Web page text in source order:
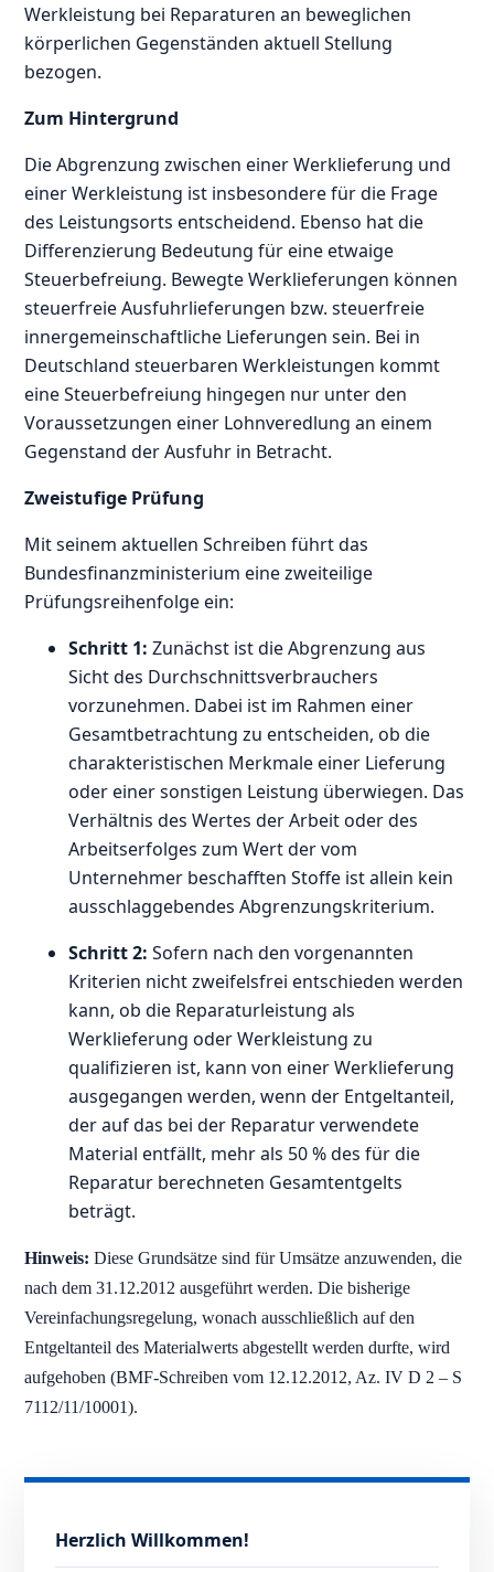
Werkleistung bei Reparaturen an beweglichen
körperlichen Gegenständen aktuell Stellung
bezogen.
Zum Hintergrund
Die Abgrenzung zwischen einer Werklieferung und
einer Werkleistung ist insbesondere für die Frage
des Leistungsorts entscheidend. Ebenso hat die
Differenzierung Bedeutung für eine etwaige
Steuerbefreiung. Bewegte Werklieferungen können
steuerfreie Ausfuhrlieferungen bzw. steuerfreie
innergemeinschaftliche Lieferungen sein. Bei in
Deutschland steuerbaren Werkleistungen kommt
eine Steuerbefreiung hingegen nur unter den
Voraussetzungen einer Lohnveredlung an einem
Gegenstand der Ausfuhr in Betracht.
Zweistufige Prüfung
Mit seinem aktuellen Schreiben führt das
Bundesfinanzministerium eine zweiteilige
Prüfungsreihenfolge ein:
Schritt 1:Zunächst ist die Abgrenzung aus
Sicht des Durchschnittsverbrauchers
vorzunehmen. Dabei ist im Rahmen einer
Gesamtbetrachtung zu entscheiden, ob die
charakteristischen Merkmale einer Lieferung
oder einer sonstigen Leistung überwiegen. Das
Verhältnis des Wertes der Arbeit oder des
Arbeitserfolges zum Wert der vom
Unternehmer beschafften Stoffe ist allein kein
ausschlaggebendes Abgrenzungskriterium.
Schritt 2:Sofern nach den vorgenannten
Kriterien nicht zweifelsfrei entschieden werden
kann, ob die Reparaturleistung als
Werklieferung oder Werkleistung zu
qualifizieren ist, kann von einer Werklieferung
ausgegangen werden, wenn der Entgeltanteil,
der auf das bei der Reparatur verwendete
Material entfällt, mehr als 50 % des für die
Reparatur berechneten Gesamtentgelts
beträgt.
Hinweis:Diese Grundsätze sind für Umsätze anzuwenden, die
nach dem 31.12.2012 ausgeführt werden. Die bisherige
Vereinfachungsregelung, wonach ausschließlich auf den
Entgeltanteil des Materialwerts abgestellt werden durfte, wird
aufgehoben (BMF-Schreiben vom 12.12.2012, Az. IV D 2 – S
7112/11/10001).
Herzlich Willkommen!